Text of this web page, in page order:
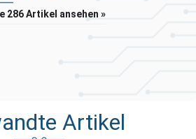
286 Artikel ansehen »
Artikel